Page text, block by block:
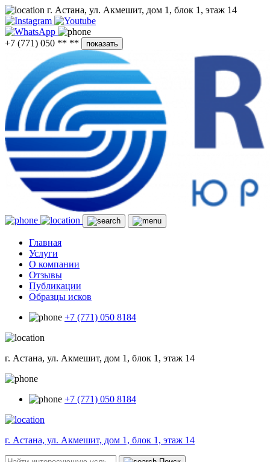
г. Астана, ул. Акмешит, дом 1, блок 1, этаж 14
+7 (771) 050 ** ** показать
Главная
Услуги
О компании
Отзывы
Публикации
Образцы исков
+7 (771) 050 8184
г. Астана, ул. Акмешит, дом 1, блок 1, этаж 14
+7 (771) 050 8184
г. Астана, ул. Акмешит, дом 1, блок 1, этаж 14